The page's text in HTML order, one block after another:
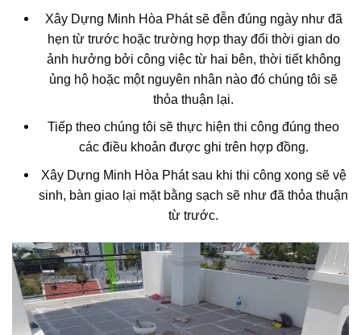
Xây Dựng Minh Hòa Phát sẽ đễn đúng ngày như đã
hẹn từ trước hoặc trường hợp thay đổi thời gian do
ảnh hưởng bởi công việc từ hai bên, thời tiết không
ủng hộ hoặc một nguyên nhân nào đó chúng tôi sẽ
thỏa thuận lại.
Tiếp theo chúng tôi sẽ thực hiện thi công đúng theo
các điều khoản được ghi trên hợp đồng.
Xây Dựng Minh Hòa Phát sau khi thi công xong sẽ vệ
sinh, bàn giao lại mặt bằng sạch sẽ như đã thỏa thuận
từ trước.